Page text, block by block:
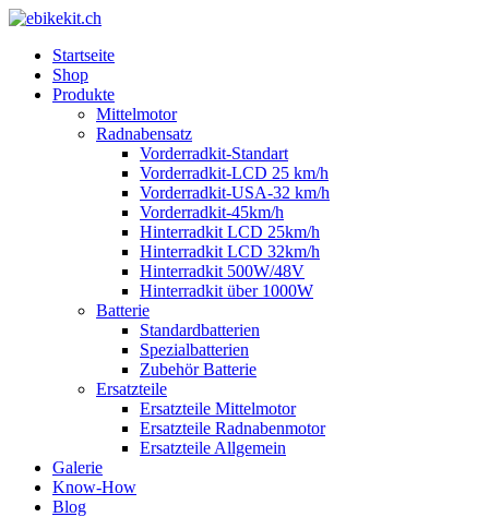
Startseite
Shop
Produkte
Mittelmotor
Radnabensatz
Vorderradkit-Standart
Vorderradkit-LCD 25 km/h
Vorderradkit-USA-32 km/h
Vorderradkit-45km/h
Hinterradkit LCD 25km/h
Hinterradkit LCD 32km/h
Hinterradkit 500W/48V
Hinterradkit über 1000W
Batterie
Standardbatterien
Spezialbatterien
Zubehör Batterie
Ersatzteile
Ersatzteile Mittelmotor
Ersatzteile Radnabenmotor
Ersatzteile Allgemein
Galerie
Know-How
Blog